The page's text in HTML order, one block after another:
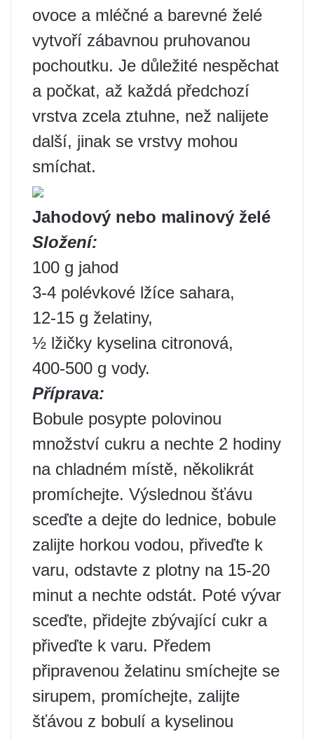
ovoce a mléčné a barevné želé
vytvoří zábavnou pruhovanou
pochoutku. Je důležité nespěchat
a počkat, až každá předchozí
vrstva zcela ztuhne, než nalijete
další, jinak se vrstvy mohou
smíchat.
Jahodový nebo malinový želé
Složení:
100 g jahod
3-4 polévkové lžíce sahara,
12-15 g želatiny,
½ lžičky kyselina citronová,
400-500 g vody.
Příprava:
Bobule posypte polovinou
množství cukru a nechte 2 hodiny
na chladném místě, několikrát
promíchejte. Výslednou šťávu
sceďte a dejte do lednice, bobule
zalijte horkou vodou, přiveďte k
varu, odstavte z plotny na 15-20
minut a nechte odstát. Poté vývar
sceďte, přidejte zbývající cukr a
přiveďte k varu. Předem
připravenou želatinu smíchejte se
sirupem, promíchejte, zalijte
šťávou z bobulí a kyselinou